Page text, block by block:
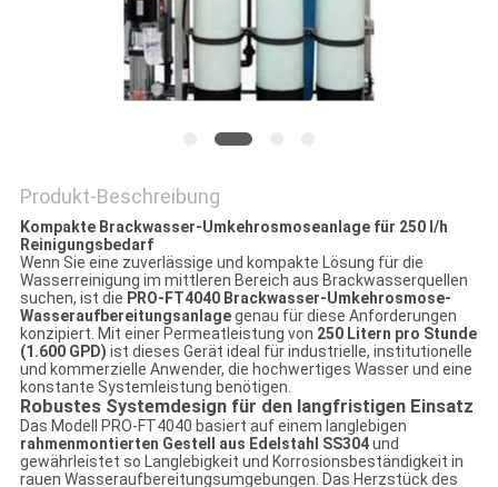
SITEMAP
PRIVACY
Produkt-Beschreibung
Kompakte Brackwasser-Umkehrosmoseanlage für 250 l/h
Reinigungsbedarf
Wenn Sie eine zuverlässige und kompakte Lösung für die
Wasserreinigung im mittleren Bereich aus Brackwasserquellen
suchen, ist die PRO-FT4040 Brackwasser-Umkehrosmose-
Wasseraufbereitungsanlagegenau für diese Anforderungen
konzipiert. Mit einer Permeatleistung von 250 Litern pro Stunde
(1.600 GPD) ist dieses Gerät ideal für industrielle, institutionelle
und kommerzielle Anwender, die hochwertiges Wasser und eine
konstante Systemleistung benötigen.
Robustes Systemdesign für den langfristigen Einsatz
Das Modell PRO-FT4040 basiert auf einem langlebigen
rahmenmontierten Gestell aus Edelstahl SS304und
gewährleistet so Langlebigkeit und Korrosionsbeständigkeit in
rauen Wasseraufbereitungsumgebungen. Das Herzstück des